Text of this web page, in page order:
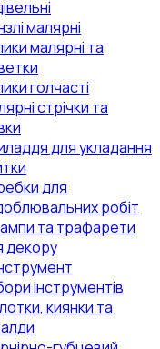
малярні
малярні та
голчасті
стрічки та
для укладання
для
робіт
та трафарети
декору
інструментів
киянки та